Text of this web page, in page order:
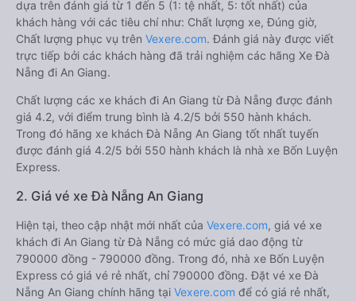
dựa trên đánh giá từ 1 đến 5 (1: tệ nhất, 5: tốt nhất) của
khách hàng với các tiêu chí như: Chất lượng xe, Đúng giờ,
Chất lượng phục vụ trên Vexere.com. Đánh giá này được viết
trực tiếp bởi các khách hàng đã trải nghiệm các hãng Xe Đà
Nẵng đi An Giang.
Chất lượng các xe khách đi An Giang từ Đà Nẵng được đánh
giá 4.2, với điểm trung bình là 4.2/5 bởi 550 hành khách.
Trong đó hãng xe khách Đà Nẵng An Giang tốt nhất tuyến
được đánh giá 4.2/5 bởi 550 hành khách là nhà xe Bốn Luyện
Express.
2. Giá vé xe Đà Nẵng An Giang
Hiện tại, theo cập nhật mới nhất của Vexere.com, giá vé xe
khách đi An Giang từ Đà Nẵng có mức giá dao động từ
790000 đồng - 790000 đồng. Trong đó, nhà xe Bốn Luyện
Express có giá vé rẻ nhất, chỉ 790000 đồng. Đặt vé xe Đà
Nẵng An Giang chính hãng tại Vexere.com để có giá rẻ nhất,